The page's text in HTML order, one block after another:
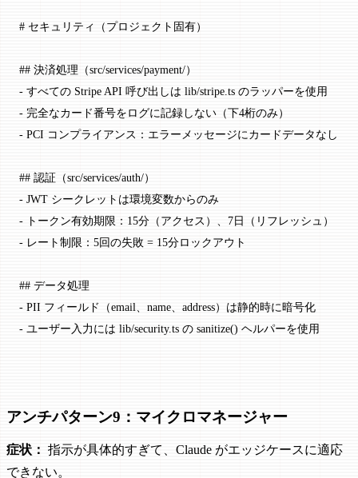
# セキュリティ（プロジェクト固有）
## 決済処理（src/services/payment/）
- すべての Stripe API 呼び出しは lib/stripe.ts のラッパーを使用
- 完全なカード番号をログに記録しない（下4桁のみ）
- PCI コンプライアンス：エラーメッセージにカードデータなし
## 認証（src/services/auth/）
- JWT シークレットは環境変数からのみ
- トークン有効期限：15分（アクセス）、7日（リフレッシュ）
- レート制限：5回の失敗 = 15分ロックアウト
## データ処理
- PII フィールド（email、name、address）は静的時に暗号化
- ユーザー入力には lib/security.ts の sanitize() ヘルパーを使用
アンチパターン9：マイクロマネージャー
症状： 指示が具体的すぎて、Claude がエッジケースに適応
できない。